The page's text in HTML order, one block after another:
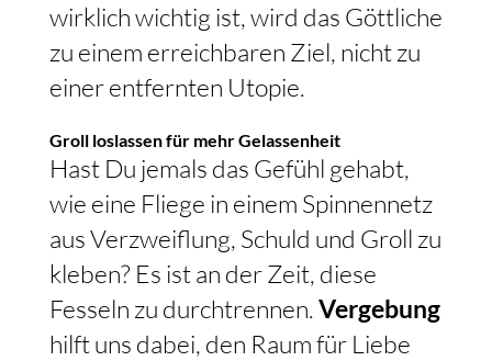
wirklich wichtig ist, wird das Göttliche
zu einem erreichbaren Ziel, nicht zu
einer entfernten Utopie.
Groll loslassen für mehr Gelassenheit
Hast Du jemals das Gefühl gehabt,
wie eine Fliege in einem Spinnennetz
aus Verzweiflung, Schuld und Groll zu
kleben? Es ist an der Zeit, diese
Fesseln zu durchtrennen. Vergebung
hilft uns dabei, den Raum für Liebe